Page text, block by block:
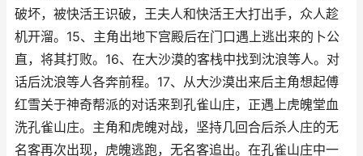
破坏，被快活王识破，王夫人和快活王大打出手，众人趁
机开溜。15、主角出地下宫殿后在门口遇上逃出来的卜公
直，将其打败。16、在大沙漠的客栈中找到沈浪等人。对
话后沈浪等人各奔前程。17、从大沙漠出来后主角想起傅
红雪关于神奇帮派的对话来到孔雀山庄，正遇上虎魄堂血
洗孔雀山庄。主角和虎魄对战，坚持几回合后杀人庄的无
名客再次出现，虎魄逃跑，无名客追出。在孔雀山庄中一